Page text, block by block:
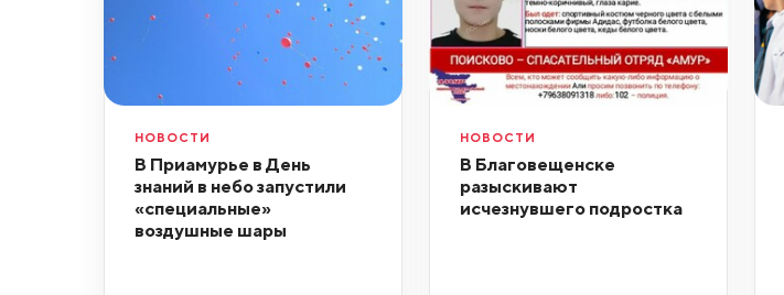
НОВОСТИ
В Приамурье в День
знаний в небо запустили
«специальные»
воздушные шары
НОВОСТИ
В Благовещенске
разыскивают
исчезнувшего подростка